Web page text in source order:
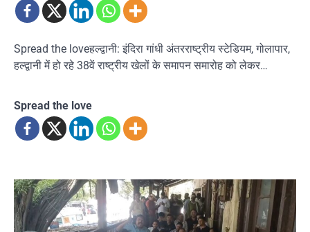
Spread the loveहल्द्वानी: इंदिरा गांधी अंतरराष्ट्रीय स्टेडियम, गोलापार,
हल्द्वानी में हो रहे 38वें राष्ट्रीय खेलों के समापन समारोह को लेकर…
Spread the love